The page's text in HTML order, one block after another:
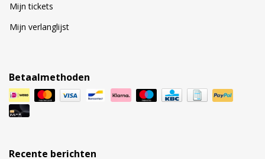
Mijn tickets
Mijn verlanglijst
Betaalmethoden
Recente berichten